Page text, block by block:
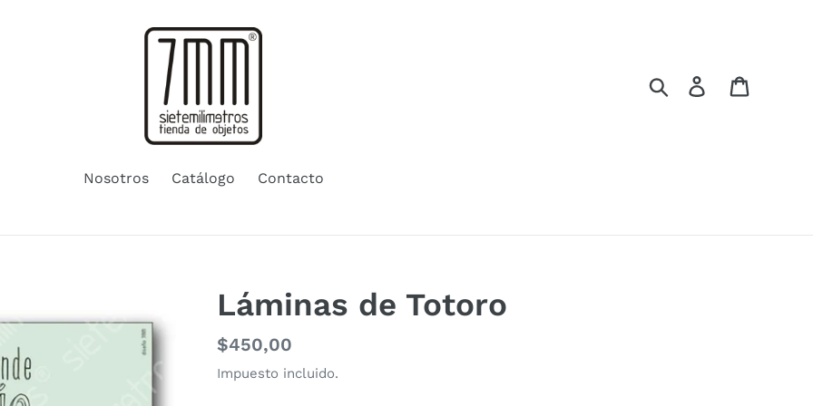
Buscar Ingresar
Nosotros Catálogo Contacto
Láminas de Totoro
Precio
habitual
$450,00
Impuesto incluido.